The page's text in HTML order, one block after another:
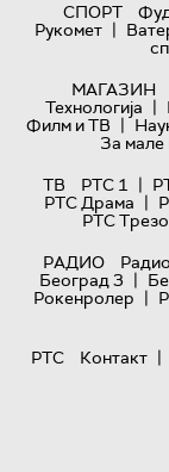
СПОРТ
Рукомет |
МАГАЗИН
Технологијa |
Филм и ТВ |
За мале
ТВ
РТС 1 |
РТС Драма |
РТС
РАДИО
Београд 3 |
Рокенролер |
РТС
Контакт |